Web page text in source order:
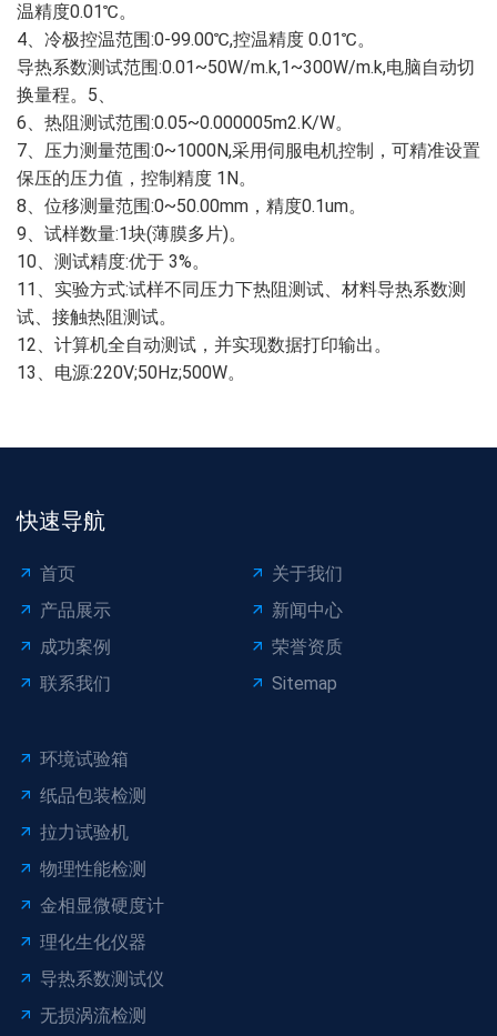
温精度0.01℃。
4、冷极控温范围:0-99.00℃,控温精度 0.01℃。
导热系数测试范围:0.01~50W/m.k,1~300W/m.k,电脑自动切
换量程。5、
6、热阻测试范围:0.05~0.000005m2.K/W。
7、压力测量范围:0~1000N,采用伺服电机控制，可精准设置
保压的压力值，控制精度 1N。
8、位移测量范围:0~50.00mm，精度0.1um。
9、试样数量:1块(薄膜多片)。
10、测试精度:优于 3%。
11、实验方式:试样不同压力下热阻测试、材料导热系数测
试、接触热阻测试。
12、计算机全自动测试，并实现数据打印输出。
13、电源:220V;50Hz;500W。
快速导航
首页
关于我们
产品展示
新闻中心
成功案例
荣誉资质
联系我们
Sitemap
环境试验箱
纸品包装检测
拉力试验机
物理性能检测
金相显微硬度计
理化生化仪器
导热系数测试仪
无损涡流检测